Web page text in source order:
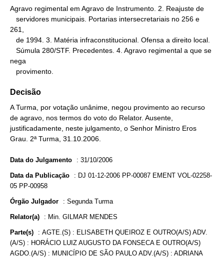
Agravo regimental em Agravo de Instrumento. 2. Reajuste de
261,
nega
   provimento.
Decisão
A Turma, por votação unânime, negou provimento ao recurso
de agravo, nos termos do voto do Relator. Ausente,
justificadamente, neste julgamento, o Senhor Ministro Eros
Grau. 2ª Turma, 31.10.2006.
Data do Julgamento : 31/10/2006
Data da Publicação : DJ 01-12-2006 PP-00087 EMENT VOL-02258-
05 PP-00958
Órgão Julgador : Segunda Turma
Relator(a) : Min. GILMAR MENDES
Parte(s) : AGTE.(S) : ELISABETH QUEIROZ E OUTRO(A/S) ADV.
(A/S) : HORÁCIO LUIZ AUGUSTO DA FONSECA E OUTRO(A/S)
AGDO.(A/S) : MUNICÍPIO DE SÃO PAULO ADV.(A/S) : ADRIANA